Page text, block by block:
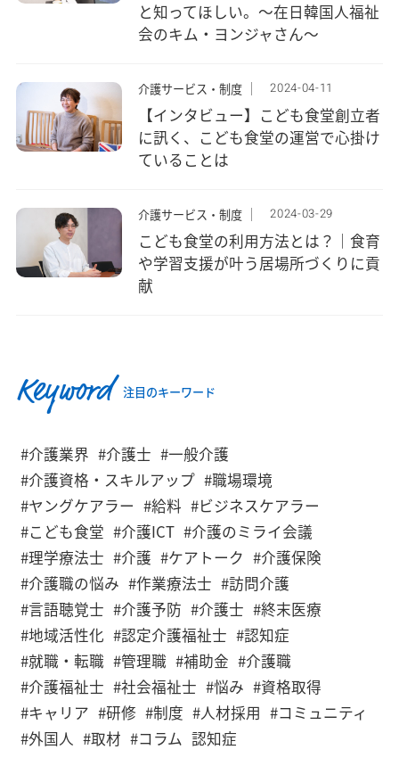
と知ってほしい。～在日韓国人福祉
会のキム・ヨンジャさん～
介護サービス・制度 2024-04-11
【インタビュー】こども食堂創立者
に訊く、こども食堂の運営で心掛け
ていることは
介護サービス・制度 2024-03-29
こども食堂の利用方法とは？｜食育
や学習支援が叶う居場所づくりに貢
献
Keyword 注目のキーワード
#介護業界 #介護士 #一般介護
#介護資格・スキルアップ #職場環境
#ヤングケアラー #給料 #ビジネスケアラー
#こども食堂 #介護ICT #介護のミライ会議
#理学療法士 #介護 #ケアトーク #介護保険
#介護職の悩み #作業療法士 #訪問介護
#言語聴覚士 #介護予防 #介護士 #終末医療
#地域活性化 #認定介護福祉士 #認知症
#就職・転職 #管理職 #補助金 #介護職
#介護福祉士 #社会福祉士 #悩み #資格取得
#キャリア #研修 #制度 #人材採用 #コミュニティ
#外国人 #取材 #コラム 認知症